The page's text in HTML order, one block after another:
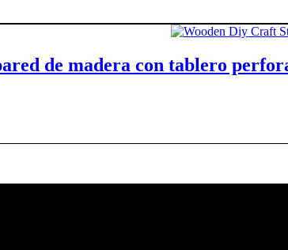
de madera con tablero